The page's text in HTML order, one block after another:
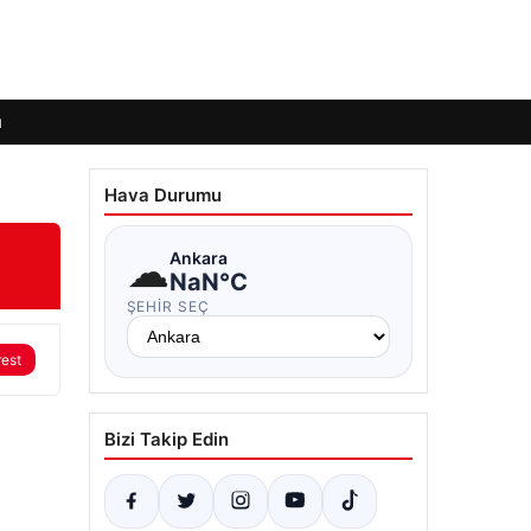
Hava Durumu
☁Ankara
NaN°C
ŞEHIR SEÇ
Bizi Takip Edin